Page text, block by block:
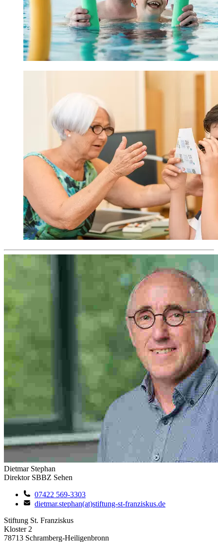
Dietmar Stephan
Direktor SBBZ Sehen
07422 569-3303
dietmar.stephan(at)stiftung-st-franziskus.de
Stiftung St. Franziskus
Kloster 2
78713 Schramberg-Heiligenbronn